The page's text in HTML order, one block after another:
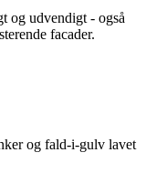
og udvendigt - også
facader.
og fald-i-gulv lavet